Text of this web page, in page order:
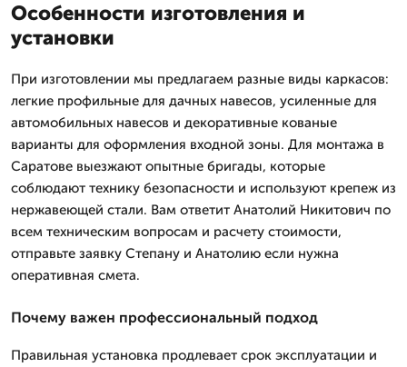
Особенности изготовления и
установки
При изготовлении мы предлагаем разные виды каркасов:
легкие профильные для дачных навесов, усиленные для
автомобильных навесов и декоративные кованые
варианты для оформления входной зоны. Для монтажа в
Саратове выезжают опытные бригады, которые
соблюдают технику безопасности и используют крепеж из
нержавеющей стали. Вам ответит Анатолий Никитович по
всем техническим вопросам и расчету стоимости,
отправьте заявку Степану и Анатолию если нужна
оперативная смета.
Почему важен профессиональный подход
Правильная установка продлевает срок эксплуатации и